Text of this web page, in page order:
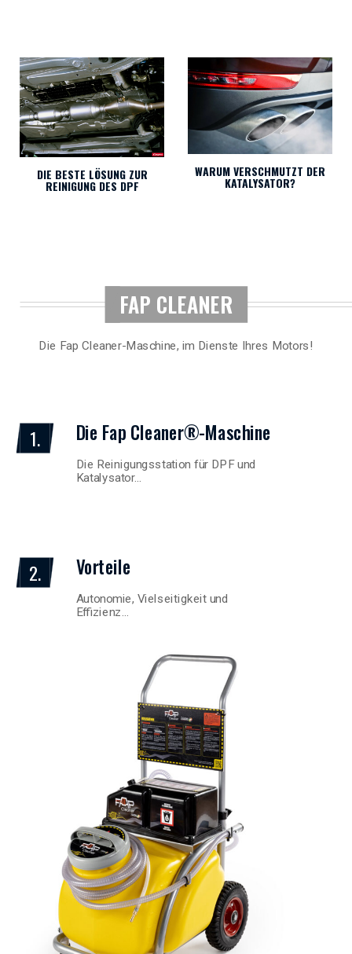
DIE BESTE LÖSUNG ZUR
REINIGUNG DES DPF
WARUM VERSCHMUTZT DER
KATALYSATOR?
FAP CLEANER
Die Fap Cleaner-Maschine, im Dienste Ihres Motors!
1. Die Fap Cleaner®-Maschine
Die Reinigungsstation für DPF und
Katalysator…
2. Vorteile
Autonomie, Vielseitigkeit und
Effizienz…